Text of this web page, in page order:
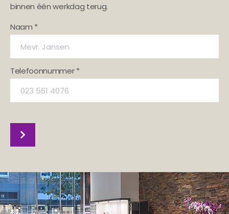
binnen één werkdag terug.
Naam *
Telefoonnummer *